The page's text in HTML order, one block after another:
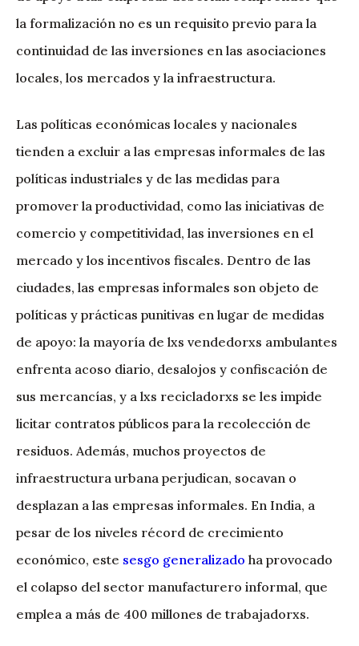
la formalización no es un requisito previo para la
continuidad de las inversiones en las asociaciones
locales, los mercados y la infraestructura.
Las políticas económicas locales y nacionales
tienden a excluir a las empresas informales de las
políticas industriales y de las medidas para
promover la productividad, como las iniciativas de
comercio y competitividad, las inversiones en el
mercado y los incentivos fiscales. Dentro de las
ciudades, las empresas informales son objeto de
políticas y prácticas punitivas en lugar de medidas
de apoyo: la mayoría de lxs vendedorxs ambulantes
enfrenta acoso diario, desalojos y confiscación de
sus mercancías, y a lxs recicladorxs se les impide
licitar contratos públicos para la recolección de
residuos. Además, muchos proyectos de
infraestructura urbana perjudican, socavan o
desplazan a las empresas informales. En India, a
pesar de los niveles récord de crecimiento
económico, este sesgo generalizado ha provocado
el colapso del sector manufacturero informal, que
emplea a más de 400 millones de trabajadorxs.